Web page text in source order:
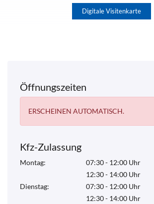
Digitale Visitenkarte
Öffnungszeiten
ERSCHEINEN AUTOMATISCH.
Kfz-Zulassung
Montag:
07:30 - 12:00 Uhr
12:30 - 14:00 Uhr
Dienstag:
07:30 - 12:00 Uhr
12:30 - 14:00 Uhr